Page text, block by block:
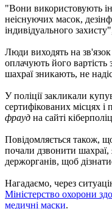
"Вони використовують
неіснуючих масок,
індивідуального
Люди виходять на
оплачують його вартість
шахраї зникають, не
У поліції закликали
сертифікованих місцях і
фрауд на сайті
Повідомляється також,
почали дзвонити шахраї,
держорганів, щоб
Нагадаємо, через
Міністерство охорони
медичні маски.